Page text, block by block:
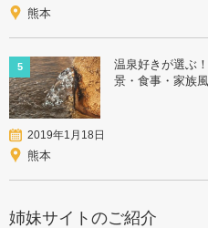
熊本
5
温泉好きが選ぶ
景・食事・家族
2019年1月18日
熊本
姉妹サイトのご紹介